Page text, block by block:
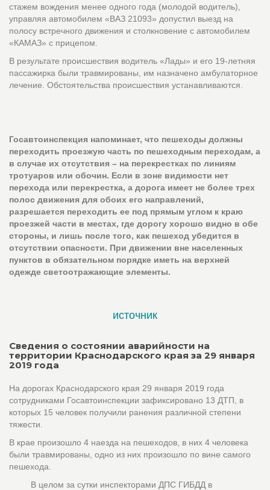
стажем вождения менее одного года (молодой водитель),
управляя автомобилем «ВАЗ 21093» допустил выезд на
полосу встречного движения и столкновение с автомобилем
«КАМАЗ» с прицепом.
В результате происшествия водитель «Лады» и его 19-летняя
пассажирка были травмированы, им назначено амбулаторное
лечение. Обстоятельства происшествия устанавливаются.
Госавтоинспекция напоминает, что пешеходы должны
переходить проезжую часть по пешеходным переходам, а
в случае их отсутствия – на перекрестках по линиям
тротуаров или обочин. Если в зоне видимости нет
перехода или перекрестка, а дорога имеет не более трех
полос движения для обоих его направлений,
разрешается переходить ее под прямым углом к краю
проезжей части в местах, где дорогу хорошо видно в обе
стороны, и лишь после того, как пешеход убедится в
отсутствии опасности. При движении вне населенных
пунктов в обязательном порядке иметь на верхней
одежде светоотражающие элементы.
источник
Сведения о состоянии аварийности на
территории Краснодарского края за 29 января
2019 года
На дорогах Краснодарского края 29 января 2019 года
сотрудниками Госавтоинспекции зафиксировано 13 ДТП, в
которых 15 человек получили ранения различной степени
тяжести.
В крае произошло 4 наезда на пешеходов, в них 4 человека
были травмированы, одно из них произошло по вине самого
пешехода.
В целом за сутки инспекторами ДПС ГИБДД в